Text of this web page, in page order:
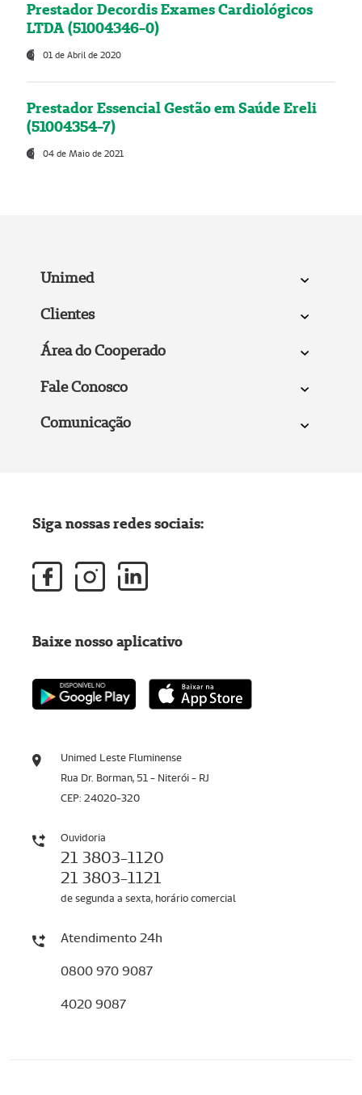
Prestador Decordis Exames Cardiológicos
LTDA (51004346-0)
01 de Abril de 2020
Prestador Essencial Gestão em Saúde Ereli
(51004354-7)
04 de Maio de 2021
Unimed
Clientes
Área do Cooperado
Fale Conosco
Comunicação
Unimed Leste Fluminense
Rua Dr. Borman, 51 - Niterói - RJ
CEP: 24020-320
Ouvidoria
21 3803-1120
21 3803-1121
de segunda a sexta, horário comercial
Atendimento 24h
0800 970 9087
4020 9087
Siga nossas redes sociais:
Baixe nosso aplicativo